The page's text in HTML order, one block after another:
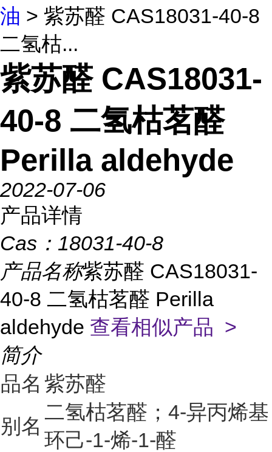
油 > 紫苏醛 CAS18031-40-8
二氢枯...
紫苏醛 CAS18031-
40-8 二氢枯茗醛
Perilla aldehyde
2022-07-06
产品详情
Cas： 18031-40-8
产品名称紫苏醛 CAS18031-
40-8 二氢枯茗醛 Perilla
aldehyde 查看相似产品 >
简介
品名 紫苏醛
别名
二氢枯茗醛；4-异丙烯基
环己-1-烯-1-醛